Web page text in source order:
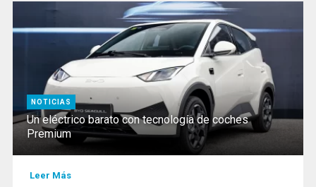
NOTICIAS
Un eléctrico barato con tecnología de coches
Premium
Leer Más